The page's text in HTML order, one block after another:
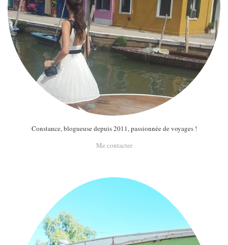
Constance, blogueuse depuis 2011, passionnée de voyages !
Me contacter